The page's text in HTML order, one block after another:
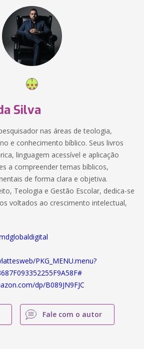
Silva
nas áreas de teologia,
e conhecimento bíblico. Seus livros
linguagem acessível e aplicação
a compreender temas bíblicos,
de forma clara e objetiva.
Teologia e Gestão Escolar, dedica-se
voltados ao crescimento intelectual,
PKG_MENU.menu?
dp/B089JN9FJC
Fale com o autor